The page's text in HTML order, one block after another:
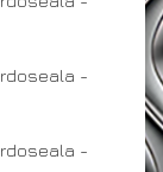
-
-